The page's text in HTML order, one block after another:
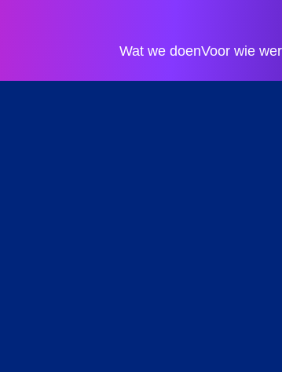
Wat we doenVoor wie